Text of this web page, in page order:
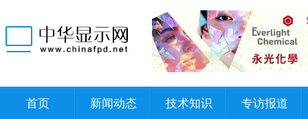
首页 新闻动态 技术知识 专访报道